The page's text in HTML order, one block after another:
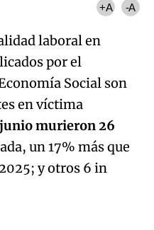
+A -A
laboral en
por el
Social son
en víctima
murieron 26
un 17% más que
y otros 6 in
mal.